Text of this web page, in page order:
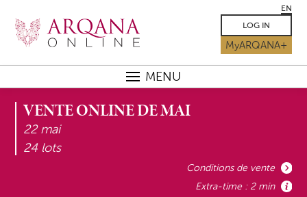
EN
LOG IN
MyARQANA+
MENU
VENTE ONLINE DE MAI
22 mai
24 lots
Conditions de vente
Extra-time : 2 min